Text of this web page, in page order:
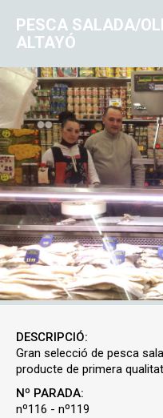
PESCA SALADA/
ALTAYÓ
DESCRIPCIÓ:
Gran selecció de pesca
producte de primera
Nº PARADA:
nº116 - nº119